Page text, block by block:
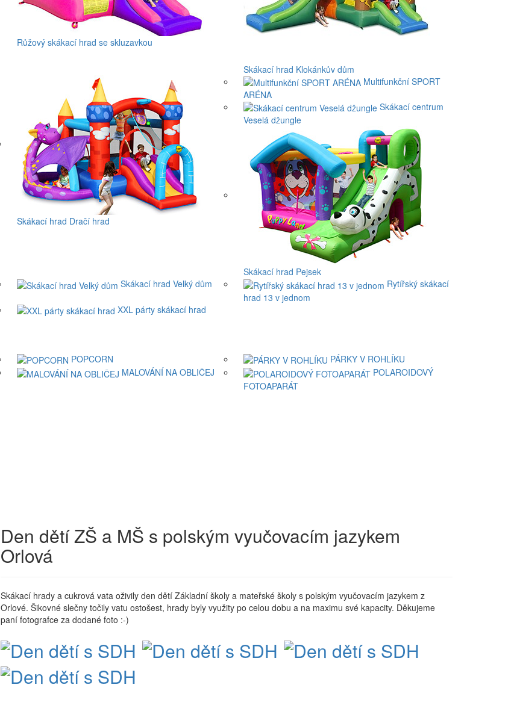
Růžový skákací hrad se skluzavkou
Skákací hrad Klokánkův dům
Skákací hrad Dračí hrad
Multifunkční SPORT
ARÉNA
Skákací centrum
Veselá džungle
Skákací hrad Pejsek
Skákací hrad Velký dům
Rytířský skákací
hrad 13 v jednom
XXL párty skákací hrad
POPCORN
PÁRKY V ROHLÍKU
MALOVÁNÍ NA OBLIČEJ
POLAROIDOVÝ
FOTOAPARÁT
Den dětí ZŠ a MŠ s polským vyučovacím jazykem
Orlová
Skákací hrady a cukrová vata oživily den dětí Základní školy a mateřské školy s polským vyučovacím jazykem z
Orlové. Šikovné slečny točily vatu ostošest, hrady byly využity po celou dobu a na maximu své kapacity. Děkujeme
paní fotografce za dodané foto :-)